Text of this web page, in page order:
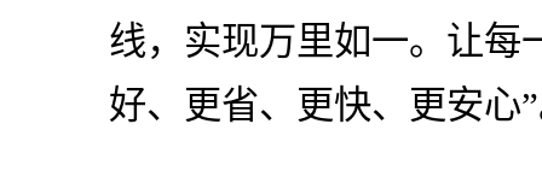
线，实现万里如一。让每
好、更省、更快、更安心